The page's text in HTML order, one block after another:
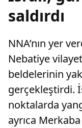
saldırdı
NNA’nın yer
Nebatiye
beldelerinin
gerçekleştirdi.
noktalarda
ayrıca